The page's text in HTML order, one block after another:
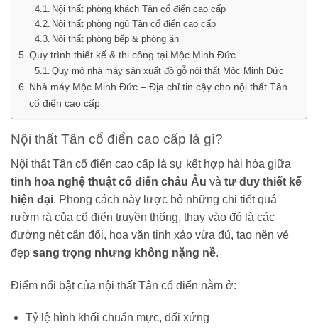
Nội thất phòng khách Tân cổ điển cao cấp
Nội thất phòng ngủ Tân cổ điển cao cấp
Nội thất phòng bếp & phòng ăn
Quy trình thiết kế & thi công tại Mộc Minh Đức
Quy mô nhà máy sản xuất đồ gỗ nội thất Mộc Minh Đức
Nhà máy Mộc Minh Đức – Địa chỉ tin cậy cho nội thất Tân
cổ điển cao cấp
Nội thất Tân cổ điển cao cấp là gì?
Nội thất Tân cổ điển cao cấp là sự kết hợp hài hòa giữa
tinh hoa nghệ thuật cổ điển châu Âu và tư duy thiết kế
hiện đại. Phong cách này lược bỏ những chi tiết quá
rườm rà của cổ điển truyền thống, thay vào đó là các
đường nét cân đối, hoa văn tinh xảo vừa đủ, tạo nên vẻ
đẹp sang trọng nhưng không nặng nề.
Điểm nổi bật của nội thất Tân cổ điển nằm ở:
Tỷ lệ hình khối chuẩn mực, đối xứng